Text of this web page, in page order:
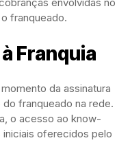
envolvidas no
franqueado.
Franquia
da assinatura
franqueado na rede.
o acesso ao know-
oferecidos pelo